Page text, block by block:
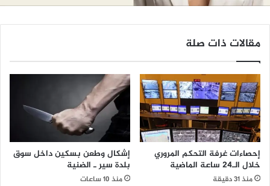
مقالات ذات صلة
إحصاءات غرفة التحكم المروري
خلال الـ24 ساعة الماضية
منذ 31 دقيقة
إشكال وطعن بسكين داخل سوق
بلدة سير ـ الضنية
منذ 10 ساعات